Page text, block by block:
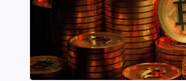
Internacional
Conteúdo de Marca
Sobre